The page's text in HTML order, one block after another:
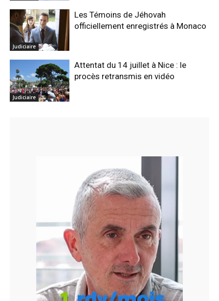
Judiciaire
Les Témoins de Jéhovah
officiellement enregistrés à Monaco
Judiciaire
Attentat du 14 juillet à Nice : le
procès retransmis en vidéo